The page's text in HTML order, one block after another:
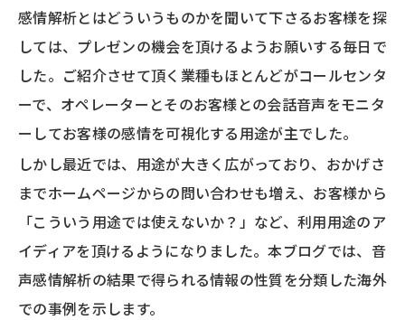
感情解析とはどういうものかを聞いて下さるお客様を探
しては、プレゼンの機会を頂けるようお願いする毎日で
した。ご紹介させて頂く業種もほとんどがコールセンタ
ーで、オペレーターとそのお客様との会話音声をモニタ
ーしてお客様の感情を可視化する用途が主でした。
しかし最近では、用途が大きく広がっており、おかげさ
までホームページからの問い合わせも増え、お客様から
「こういう用途では使えないか？」など、利用用途のア
イディアを頂けるようになりました。本ブログでは、音
声感情解析の結果で得られる情報の性質を分類した海外
での事例を示します。